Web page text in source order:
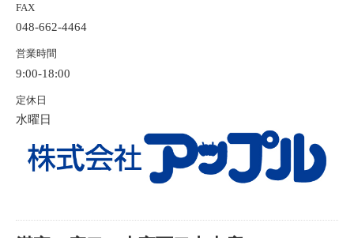
FAX
048-662-4464
営業時間
9:00-18:00
定休日
水曜日